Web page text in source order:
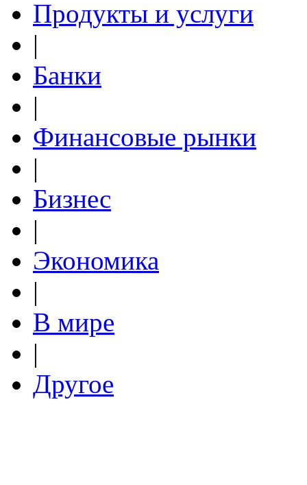
Продукты и услуги
|
Банки
|
Финансовые рынки
|
Бизнес
|
Экономика
|
В мире
|
Другое